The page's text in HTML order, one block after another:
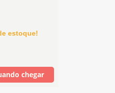
estoque!
chegar